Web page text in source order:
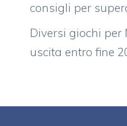
consigli per
Diversi giochi per
uscita entro fine